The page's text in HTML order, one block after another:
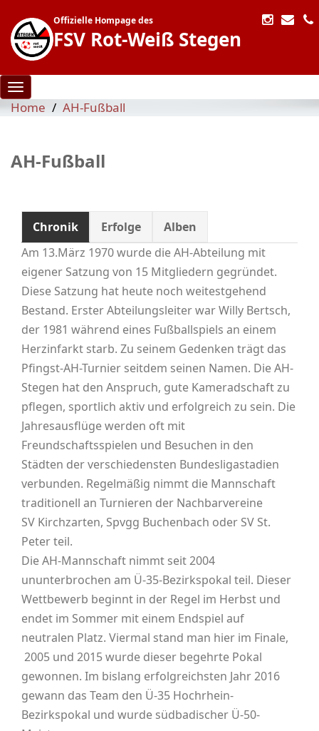
Offizielle Hompage des
FSV Rot-Weiß Stegen
Toggle navigation
Home AH-Fußball
AH-Fußball
Chronik Erfolge
Alben
Am 13.März 1970 wurde die AH-Abteilung mit
eigener Satzung von 15 Mitgliedern gegründet.
Diese Satzung hat heute noch weitestgehend
Bestand. Erster Abteilungsleiter war Willy Bertsch,
der 1981 während eines Fußballspiels an einem
Herzinfarkt starb. Zu seinem Gedenken trägt das
Pfingst-AH-Turnier seitdem seinen Namen. Die AH-
Stegen hat den Anspruch, gute Kameradschaft zu
pflegen, sportlich aktiv und erfolgreich zu sein. Die
Jahresausflüge werden oft mit
Freundschaftsspielen und Besuchen in den
Städten der verschiedensten Bundesligastadien
verbunden. Regelmäßig nimmt die Mannschaft
traditionell an Turnieren der Nachbarvereine
SV Kirchzarten, Spvgg Buchenbach oder SV St.
Peter teil.
Die AH-Mannschaft nimmt seit 2004
ununterbrochen am Ü-35-Bezirkspokal teil. Dieser
Wettbewerb beginnt in der Regel im Herbst und
endet im Sommer mit einem Endspiel auf
neutralen Platz. Viermal stand man hier im Finale,
2005 und 2015 wurde dieser begehrte Pokal
gewonnen. Im bislang erfolgreichsten Jahr 2016
gewann das Team den Ü-35 Hochrhein-
Bezirkspokal und wurde südbadischer Ü-50-